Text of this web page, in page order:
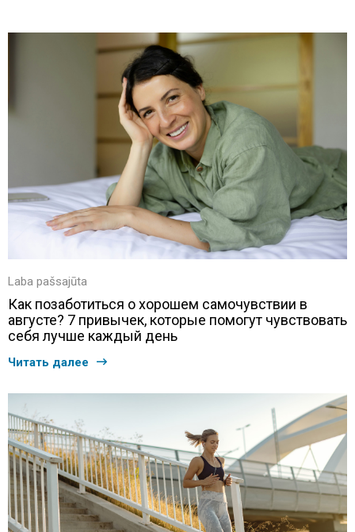
Laba pašsajūta
Как позаботиться о хорошем самочувствии в
августе? 7 привычек, которые помогут чувствовать
себя лучше каждый день
Читать далее